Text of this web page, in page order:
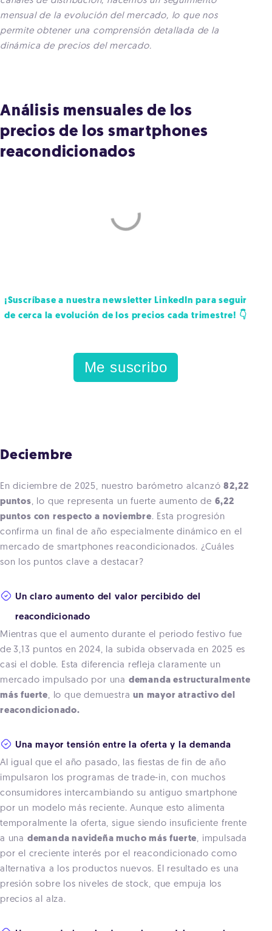
mensual de la evolución del mercado, lo que nos
permite obtener una comprensión detallada de la
dinámica de precios del mercado.
Análisis mensuales de los
precios de los smartphones
reacondicionados
¡Suscríbase a nuestra newsletter LinkedIn para seguir
de cerca la evolución de los precios cada trimestre! 👇
Me suscribo
Deciembre
En diciembre de 2025, nuestro barómetro alcanzó82,22
puntos, lo que representa un fuerte aumento de 6,22
puntos con respecto a noviembre. Esta progresión
confirma un final de año especialmente dinámico en el
mercado de smartphones reacondicionados. ¿Cuáles
son los puntos clave a destacar?
Un claro aumento del valor percibido del
reacondicionado
Mientras que el aumento durante el periodo festivo fue
de 3,13 puntos en 2024, la subida observada en 2025 es
casi el doble. Esta diferencia refleja claramente un
mercado impulsado por una demanda estructuralmente
más fuerte, lo que demuestraun mayor atractivo del
reacondicionado.
Una mayor tensión entre la oferta y la demanda
Al igual que el año pasado, las fiestas de fin de año
impulsaron los programas de trade-in, con muchos
consumidores intercambiando su antiguo smartphone
por un modelo más reciente. Aunque esto alimenta
temporalmente la oferta, sigue siendo insuficiente frente
a una demanda navideña mucho más fuerte, impulsada
por el creciente interés por el reacondicionado como
alternativa a los productos nuevos. El resultado es una
presión sobre los niveles de stock, que empuja los
precios al alza.